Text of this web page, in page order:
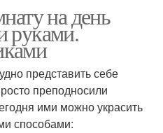
на день
руками.
представить себе
преподносили
ими можно украсить
способами: